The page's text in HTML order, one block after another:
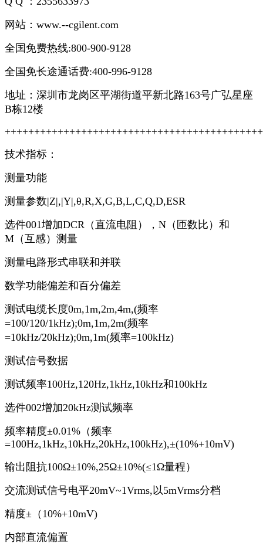
网站：www.--cgilent.com
全国免费热线:800-900-9128
全国免长途通话费:400-996-9128
地址：深圳市龙岗区平湖街道平新北路163号广弘星座
B栋12楼
技术指标：
测量功能
测量参数|Z|,|Y|,θ,R,X,G,B,L,C,Q,D,ESR
选件001增加DCR（直流电阻），N（匝数比）和
M（互感）测量
测量电路形式串联和并联
数学功能偏差和百分偏差
测试电缆长度0m,1m,2m,4m,(频率
=100/120/1kHz);0m,1m,2m(频率
=10kHz/20kHz);0m,1m(频率=100kHz)
测试信号数据
测试频率100Hz,120Hz,1kHz,10kHz和100kHz
选件002增加20kHz测试频率
频率精度±0.01%（频率
=100Hz,1kHz,10kHz,20kHz,100kHz),±(10%+10mV)
输出阻抗100Ω±10%,25Ω±10%(≤1Ω量程）
交流测试信号电平20mV~1Vrms,以5mVrms分档
精度±（10%+10mV)
内部直流偏置